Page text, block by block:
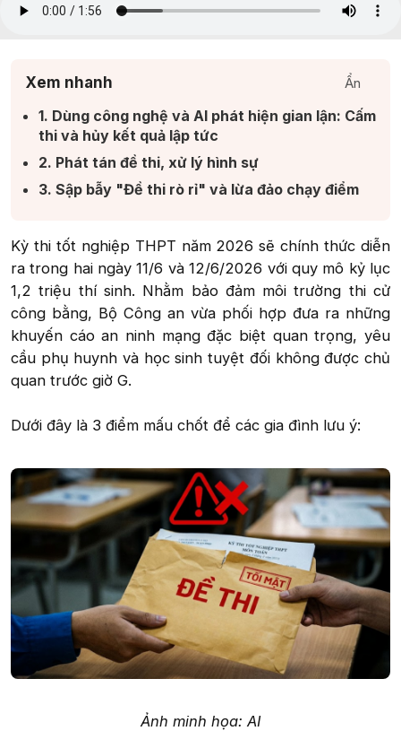
Xem nhanh Ẩn
1. Dùng công nghệ và AI phát hiện gian lận: Cấm
thi và hủy kết quả lập tức​
2. Phát tán đề thi, xử lý hình sự​
3. Sập bẫy "Đề thi rò rỉ" và lừa đảo chạy điểm​
Kỳ thi tốt nghiệp THPT năm 2026 sẽ chính thức diễn
ra trong hai ngày 11/6 và 12/6/2026 với quy mô kỷ lục
1,2 triệu thí sinh. Nhằm bảo đảm môi trường thi cử
công bằng, Bộ Công an vừa phối hợp đưa ra những
khuyến cáo an ninh mạng đặc biệt quan trọng, yêu
cầu phụ huynh và học sinh tuyệt đối không được chủ
quan trước giờ G.
Dưới đây là 3 điểm mấu chốt để các gia đình lưu ý:
Ảnh minh họa: AI